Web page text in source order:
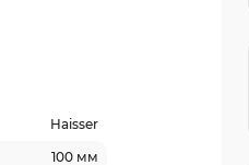
Haisser
100 мм